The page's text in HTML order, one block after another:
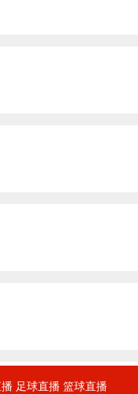
足球直播 篮球直播